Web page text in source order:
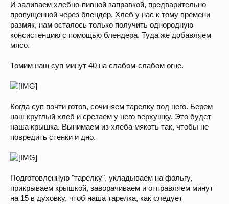
И заливаем хлебно-пивной заправкой, предварительно
пропущенной через блендер. Хлеб у нас к тому времени
размяк, нам осталось только получить однородную
консистенцию с помощью блендера. Туда же добавляем
мясо.
Томим наш суп минут 40 на слабом-слабом огне.
Когда суп почти готов, сочиняем тарелку под него. Берем
наш круглый хлеб и срезаем у него верхушку. Это будет
наша крышка. Вынимаем из хлеба мякоть так, чтобы не
повредить стенки и дно.
Подготовленную "тарелку", укладываем на фольгу,
прикрываем крышкой, заворачиваем и отправляем минут
на 15 в духовку, чтоб наша тарелка, как следует